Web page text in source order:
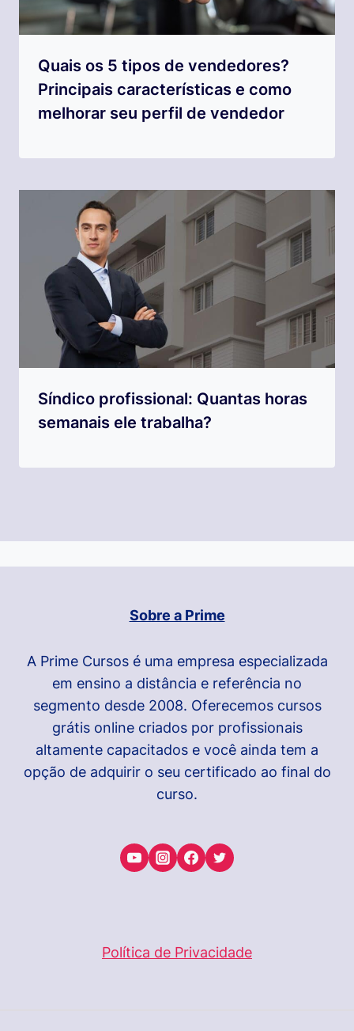
Quais os 5 tipos de vendedores?
Principais características e como
melhorar seu perfil de vendedor
Síndico profissional: Quantas horas
semanais ele trabalha?
Sobre a Prime
A Prime Cursos é uma empresa especializada
em ensino a distância e referência no
segmento desde 2008. Oferecemos cursos
grátis online criados por profissionais
altamente capacitados e você ainda tem a
opção de adquirir o seu certificado ao final do
curso.
Política de Privacidade